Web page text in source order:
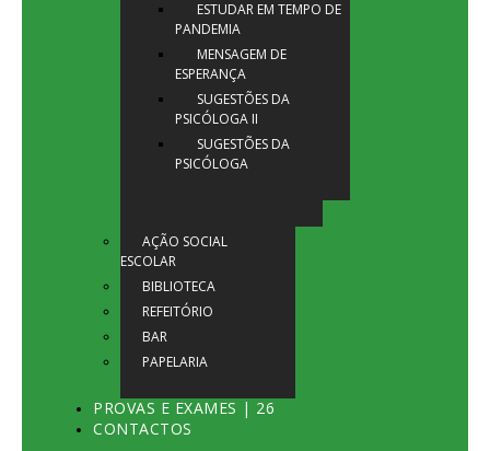
ESTUDAR EM TEMPO DE
PANDEMIA
MENSAGEM DE
ESPERANÇA
SUGESTÕES DA
PSICÓLOGA II
SUGESTÕES DA
PSICÓLOGA
AÇÃO SOCIAL
ESCOLAR
BIBLIOTECA
REFEITÓRIO
BAR
PAPELARIA
PROVAS E EXAMES | 26
CONTACTOS